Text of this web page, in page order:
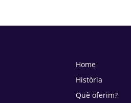
Home
Història
Què oferim?